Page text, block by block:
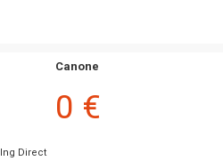
Ing Direct
Canone
0 €